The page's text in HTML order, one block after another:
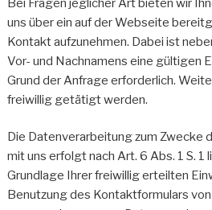
uns über ein auf der Webseite
Kontakt aufzunehmen. Dabei ist
Vor- und Nachnamens eine gültigen
Grund der Anfrage erforderlich.
freiwillig getätigt werden.
Die Datenverarbeitung zum Zwecke
mit uns erfolgt nach Art. 6 Abs. 1 S. 1
Grundlage Ihrer freiwillig erteilten
Benutzung des Kontaktformulars